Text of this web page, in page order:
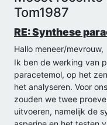
Tom1987
RE: Synthese
Hallo meneer/mevrouw,
Ik ben de werking van
paracetemol, op het
het analyseren. Voor
zouden we twee
uitvoeren, namelijk de